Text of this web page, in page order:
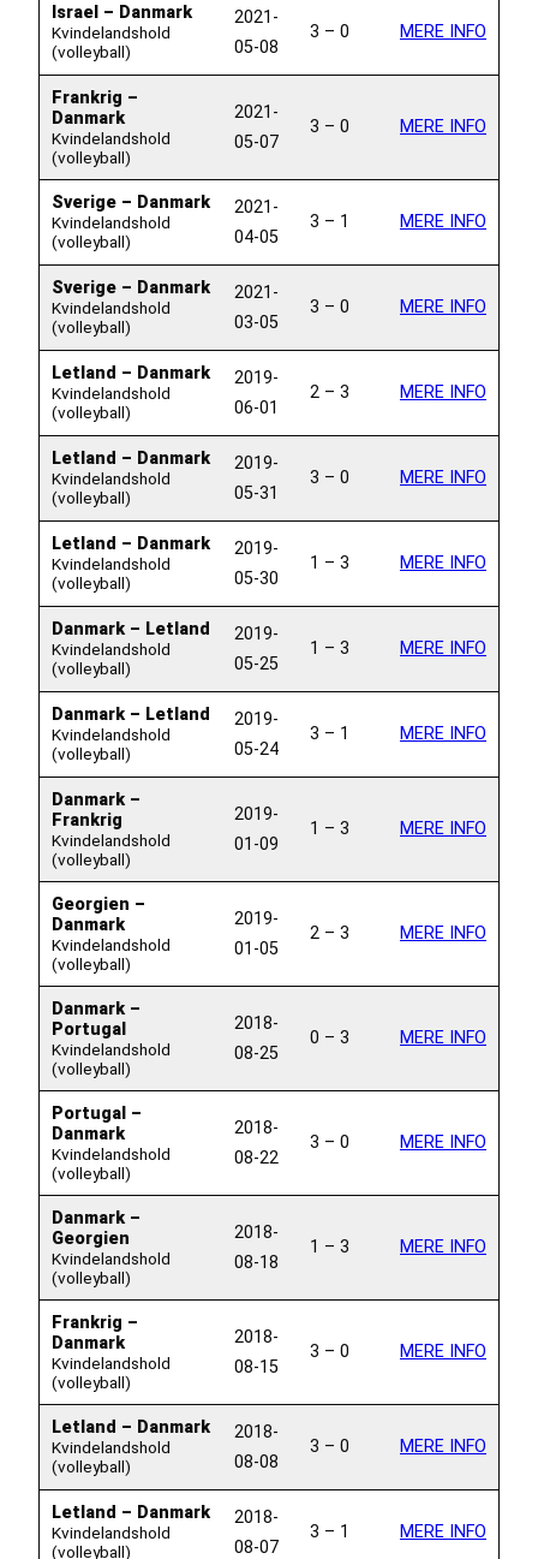
Israel – Danmark
Kvindelandshold
(volleyball)
2021-
05-08
3 – 0 MERE INFO
Frankrig –
Danmark
Kvindelandshold
(volleyball)
2021-
05-07
3 – 0 MERE INFO
Sverige – Danmark
Kvindelandshold
(volleyball)
2021-
04-05
3 – 1 MERE INFO
Sverige – Danmark
Kvindelandshold
(volleyball)
2021-
03-05
3 – 0 MERE INFO
Letland – Danmark
Kvindelandshold
(volleyball)
2019-
06-01
2 – 3 MERE INFO
Letland – Danmark
Kvindelandshold
(volleyball)
2019-
05-31
3 – 0 MERE INFO
Letland – Danmark
Kvindelandshold
(volleyball)
2019-
05-30
1 – 3 MERE INFO
Danmark – Letland
Kvindelandshold
(volleyball)
2019-
05-25
1 – 3 MERE INFO
Danmark – Letland
Kvindelandshold
(volleyball)
2019-
05-24
3 – 1 MERE INFO
Danmark –
Frankrig
Kvindelandshold
(volleyball)
2019-
01-09
1 – 3 MERE INFO
Georgien –
Danmark
Kvindelandshold
(volleyball)
2019-
01-05
2 – 3 MERE INFO
Danmark –
Portugal
Kvindelandshold
(volleyball)
2018-
08-25
0 – 3 MERE INFO
Portugal –
Danmark
Kvindelandshold
(volleyball)
2018-
08-22
3 – 0 MERE INFO
Danmark –
Georgien
Kvindelandshold
(volleyball)
2018-
08-18
1 – 3 MERE INFO
Frankrig –
Danmark
Kvindelandshold
(volleyball)
2018-
08-15
3 – 0 MERE INFO
Letland – Danmark
Kvindelandshold
(volleyball)
2018-
08-08
3 – 0 MERE INFO
Letland – Danmark
Kvindelandshold
(volleyball)
2018-
08-07
3 – 1 MERE INFO